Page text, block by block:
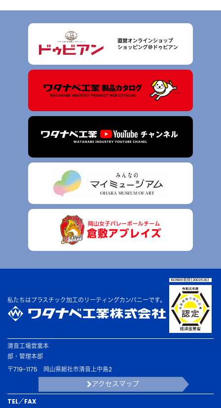
私たちはプラスチック加工のリーティングカンパニーです。
ISO9001取得(2002.5.30)
清音工場営業本
部・ 管理本部
〒719-1175 岡山県総社市清音上中島2
アクセスマップ
TEL／FAX